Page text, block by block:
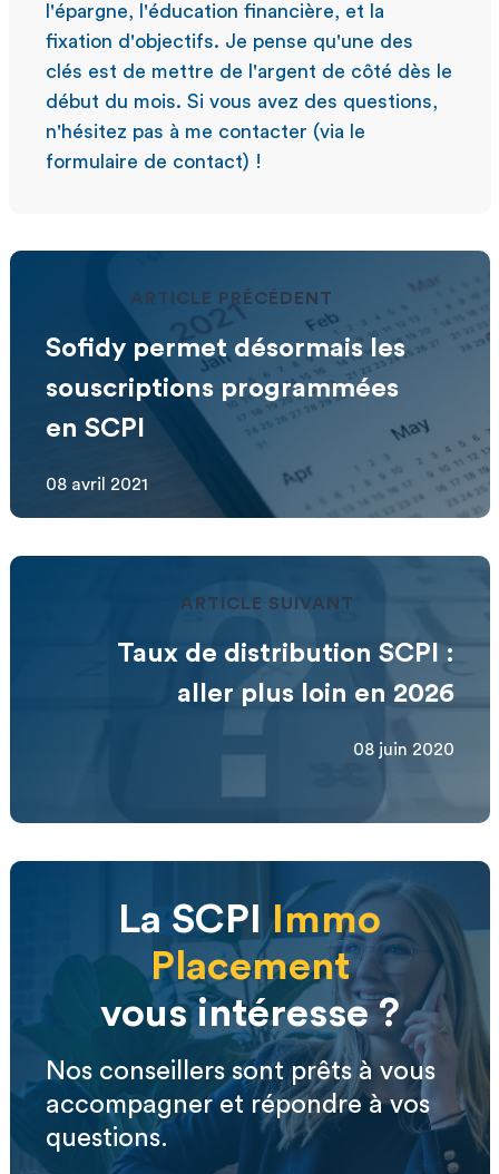
l'épargne, l'éducation financière, et la
fixation d'objectifs. Je pense qu'une des
clés est de mettre de l'argent de côté dès le
début du mois. Si vous avez des questions,
n'hésitez pas à me contacter (via le
formulaire de contact) !
ARTICLE PRÉCÉDENT
Sofidy permet désormais les
souscriptions programmées
en SCPI
08 avril 2021
ARTICLE SUIVANT
Taux de distribution SCPI :
aller plus loin en 2026
08 juin 2020
La SCPIImmo
Placement
vous intéresse ?
Nos conseillers sont prêts à vous
accompagner et répondre à vos
questions.